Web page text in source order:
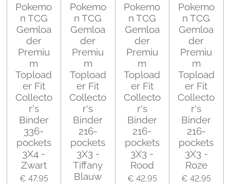
Pokemo
n TCG
Gemloa
der
Premiu
m
Topload
er Fit
Collecto
r's
Binder
336-
pockets
3X4 -
Zwart
€ 47,95
Pokemo
n TCG
Gemloa
der
Premiu
m
Topload
er Fit
Collecto
r's
Binder
216-
pockets
3X3 -
Tiffany
Blauw
Pokemo
n TCG
Gemloa
der
Premiu
m
Topload
er Fit
Collecto
r's
Binder
216-
pockets
3X3 -
Rood
€ 42,95
Pokemo
n TCG
Gemloa
der
Premiu
m
Topload
er Fit
Collecto
r's
Binder
216-
pockets
3X3 -
Roze
€ 42,95